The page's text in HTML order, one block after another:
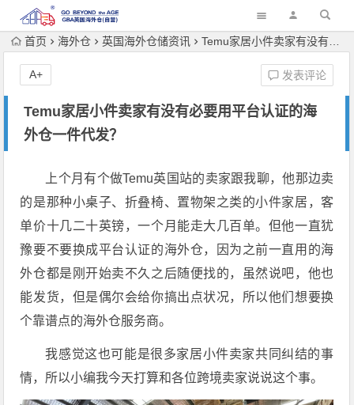
首页 海外仓 英国海外仓储资讯 Temu家居小件卖家有没有必要用平台认证的海外仓一件代发？
Temu家居小件卖家有没有必要用平台认证的海
外仓一件代发？
发表评论
A+
上个月有个做Temu英国站的卖家跟我聊，他那边卖
的是那种小桌子、折叠椅、置物架之类的小件家居，客
单价十几二十英镑，一个月能走大几百单。但他一直犹
豫要不要换成平台认证的海外仓，因为之前一直用的海
外仓都是刚开始卖不久之后随便找的，虽然说吧，他也
能发货，但是偶尔会给你搞出点状况，所以他们想要换
个靠谱点的海外仓服务商。
我感觉这也可能是很多家居小件卖家共同纠结的事
情，所以小编我今天打算和各位跨境卖家说说这个事。